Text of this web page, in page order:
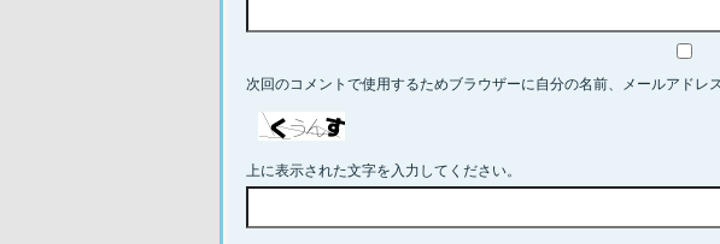
次回のコメントで使用するためブラウザーに自分の名前、メールアドレ
上に表示された文字を入力してください。